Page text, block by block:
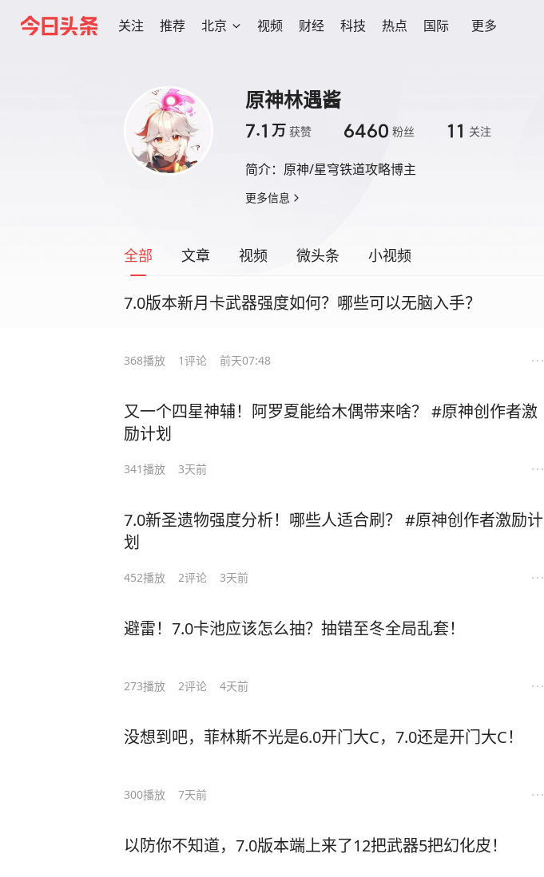
关注 推荐 北京 视频 财经 科技 热点 国际 更多
原神林遇酱
7.1 万 获赞 6460 粉丝 11 关注
简介： 原神/星穹铁道攻略博主
更多信息
全部 文章 视频 微头条 小视频
7.0版本新月卡武器强度如何？哪些可以无脑入手？
368播放 1评论 前天07:48
又一个四星神辅！阿罗夏能给木偶带来啥？ #原神创作者激
励计划
341播放 3天前
7.0新圣遗物强度分析！哪些人适合刷？ #原神创作者激励计
划
452播放 2评论 3天前
避雷！7.0卡池应该怎么抽？抽错至冬全局乱套！
273播放 2评论 4天前
没想到吧，菲林斯不光是6.0开门大C，7.0还是开门大C！
300播放 7天前
以防你不知道，7.0版本端上来了12把武器5把幻化皮！